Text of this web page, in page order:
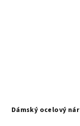
Dámský ocelový